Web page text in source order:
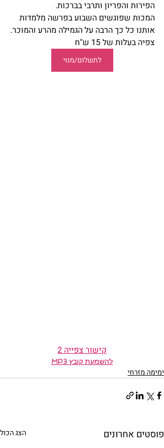
הפירות והפריון ותרבי בברכות.
המכות שפוגשים השבוע בפרשה מלמדות
אותנו כל כך הרבה על הגמילה מהרע והמוכר.
צפיה בעלות של 15 ש"ח
לתשלום/מנוי
קישור צפייה 2
להשמעת קובץ MP3
ימימה מזרחי
פוסטים אחרונים הצג הכול